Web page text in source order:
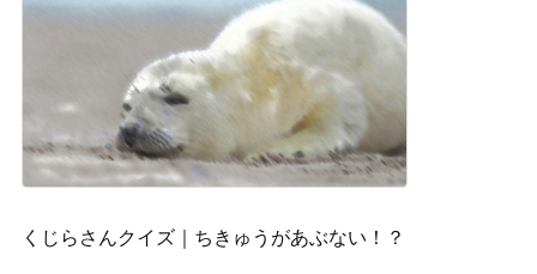
くじらさんクイズ｜ちきゅうがあぶない！？